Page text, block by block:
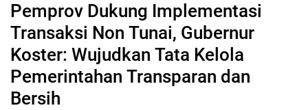
Pemprov Dukung Implementasi
Transaksi Non Tunai, Gubernur
Koster: Wujudkan Tata Kelola
Pemerintahan Transparan dan
Bersih